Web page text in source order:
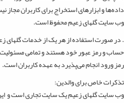
داده‌‏ها و ابزارهای استخراج برای کاربران
وب سایت گل­های زعیم محفوظ است.
. در صورت استفاده از هر یک از خدمات گل­های
حساب و رمز عبور خود هستند و تمامی
رمز ورود انجام می‏‌پذیرد به عهده کاربران است.
تذکرات خاص برای والدین:
وب سایت گل­های زعیم یک سایت تجاری است و